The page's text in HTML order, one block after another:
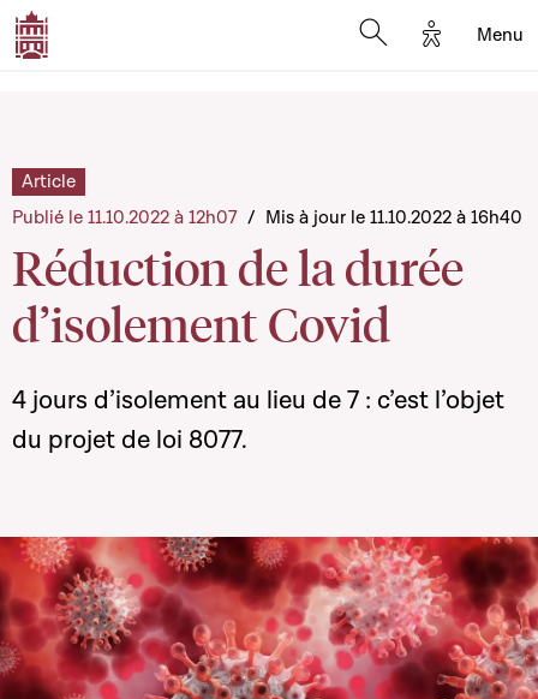
Options
Menu
Réduction de la durée
d’isolement Covid
Article
Publié le 11.10.2022 à 12h07 / Mis à jour le 11.10.2022 à 16h40
4 jours d’isolement au lieu de 7 : c’est l’objet
du projet de loi 8077.